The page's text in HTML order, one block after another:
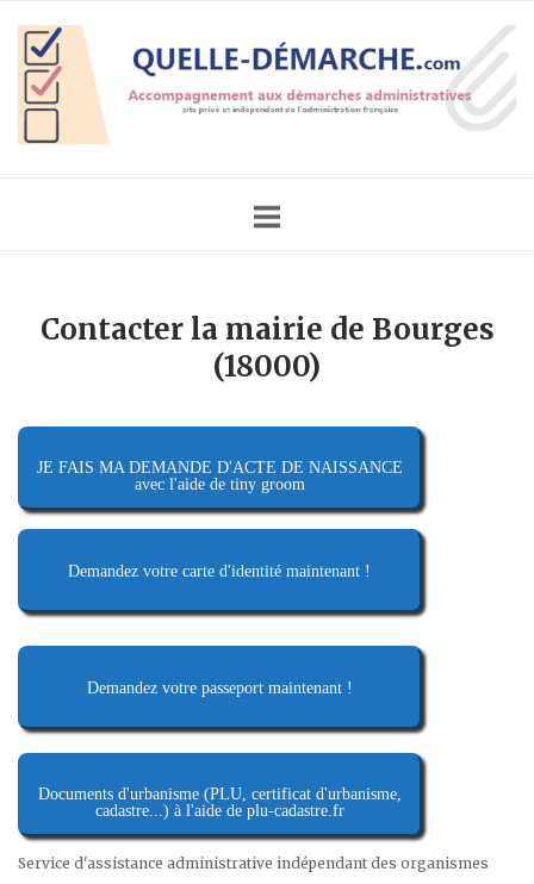
content
Home
Contacter la mairie de Bourges
(18000)
JE FAIS MA DEMANDE D'ACTE DE NAISSANCE
avec l'aide de tiny groom
Demandez votre carte d'identité maintenant !
Demandez votre passeport maintenant !
Documents d'urbanisme (PLU, certificat d'urbanisme,
cadastre...) à l'aide de plu-cadastre.fr
Service d'assistance administrative indépendant des organismes